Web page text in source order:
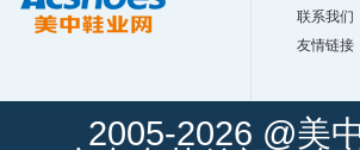
联系我们
友情链接
2005-2026 @美